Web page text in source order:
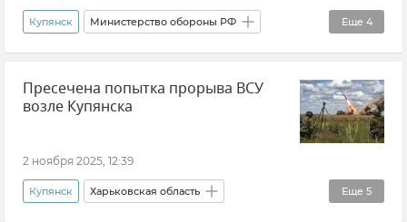
Еще 4
Купянск Министерство обороны РФ
Новости СВО Потери ВСУ
ВСУ (Вооруженные силы Украины)
Пресечена попытка прорыва ВСУ
возле Купянска
2 ноября 2025, 12:39
Еще 5
Купянск Харьковская область